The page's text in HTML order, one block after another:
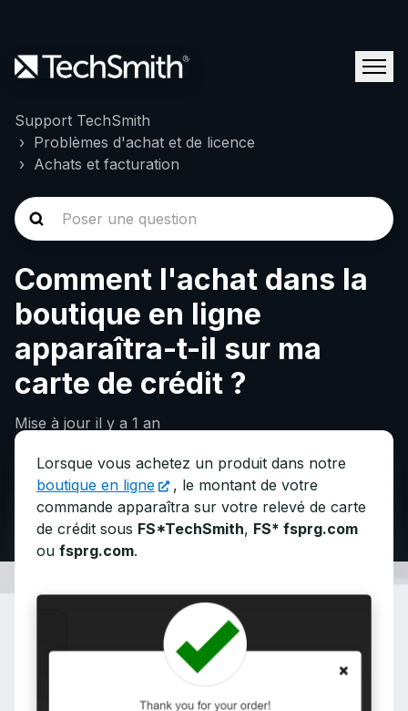
Support TechSmith
Problèmes d'achat et de licence
Achats et facturation
Comment l'achat dans la
boutique en ligne
apparaîtra-t-il sur ma
carte de crédit ?
Mise à jour il y a 1 an
Lorsque vous achetez un produit dans notre
boutique en ligne
, le montant de votre
commande apparaîtra sur votre relevé de carte
de crédit sous FS*TechSmith, FS* fsprg.com
ou fsprg.com.